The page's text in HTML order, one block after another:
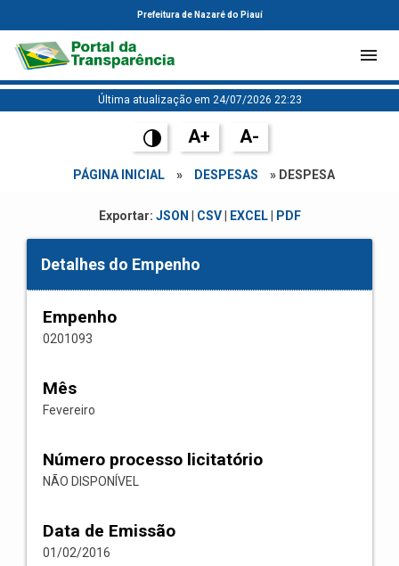
Prefeitura de Nazaré do Piauí
Última atualização em 24/07/2026 22:23
A+ A-
PÁGINA INICIAL » DESPESAS » DESPESA
Exportar: JSON CSV| EXCEL| PDF
Detalhes do Empenho
Empenho
0201093
Mês
Fevereiro
Número processo licitatório
NÃO DISPONÍVEL
Data de Emissão
01/02/2016